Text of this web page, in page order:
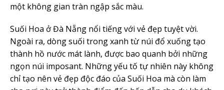
một không gian tràn ngập sắc màu.
Suối Hoa ở Đà Nẵng nổi tiếng với vẻ đẹp tuyệt vời.
Ngoài ra, dòng suối trong xanh từ núi đổ xuống tạo
thành hồ nước mát lành, được bao quanh bởi những
ngọn núi imposant. Những yếu tố tự nhiên này không
chỉ tạo nên vẻ đẹp độc đáo của Suối Hoa mà còn làm